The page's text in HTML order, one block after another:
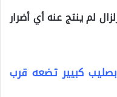
لم ينتج عنه أي أضرار
كبيير تضعه قرب